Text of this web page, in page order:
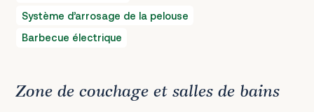
Système d’arrosage de la pelouse
Barbecue électrique
Zone de couchage et salles de bains